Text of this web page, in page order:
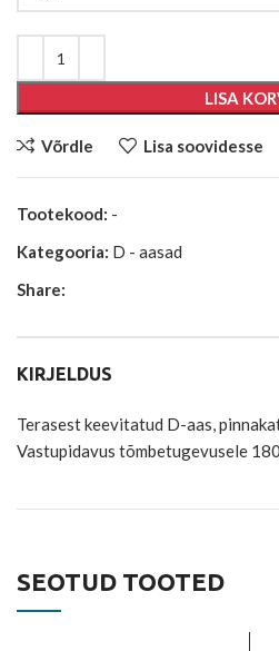
LISA
Võrdle Lisa soovidesse
Tootekood: -
Kategooria: D - aasad
Share:
KIRJELDUS
Terasest keevitatud D-aas,
Vastupidavus tõmbetugevusele
SEOTUD TOOTED